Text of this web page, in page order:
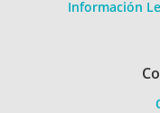
Información